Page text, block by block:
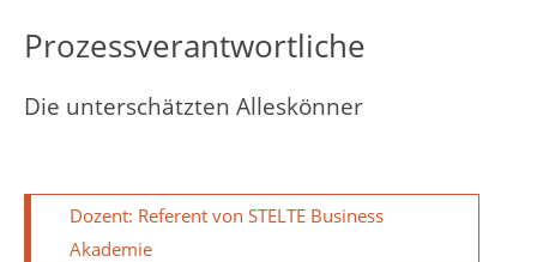
Prozessverantwortliche
Die unterschätzten Alleskönner
Dozent: Referent von STELTE Business
Akademie